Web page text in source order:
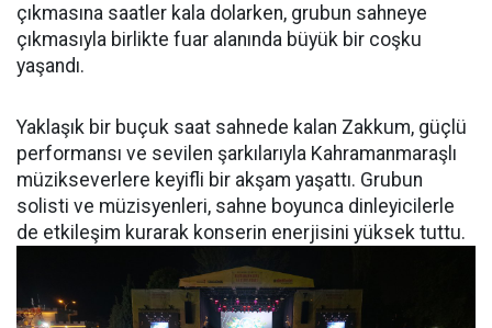
çıkmasına saatler kala dolarken, grubun sahneye
çıkmasıyla birlikte fuar alanında büyük bir coşku
yaşandı.
Yaklaşık bir buçuk saat sahnede kalan Zakkum, güçlü
performansı ve sevilen şarkılarıyla Kahramanmaraşlı
müzikseverlere keyifli bir akşam yaşattı. Grubun
solisti ve müzisyenleri, sahne boyunca dinleyicilerle
de etkileşim kurarak konserin enerjisini yüksek tuttu.